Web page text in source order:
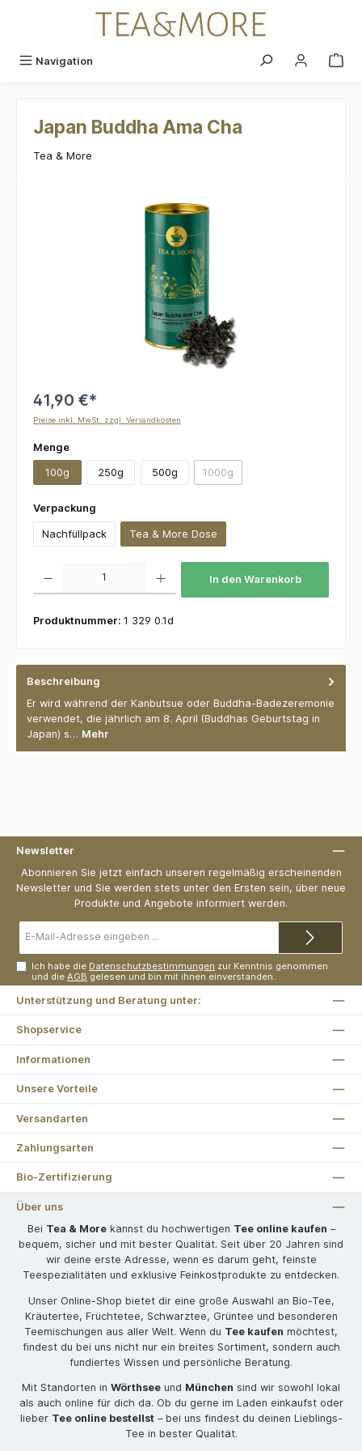
Navigation
Japan Buddha Ama Cha
Tea & More
Bildergalerie überspringen
41,90 €*
Preise inkl. MwSt. zzgl. Versandkosten
Mengeauswählen
100g 250g 500g 1000g(Diese Option ist zurzeit nicht
Verpackung
Nachfüllpack Tea & More Dose
In den Warenkorb
Produktnummer: 1 329 0.1d
Beschreibung
Er wird während der Kanbutsue oder Buddha-Badezeremonie
verwendet, die jährlich am 8. April (Buddhas Geburtstag in
Japan) s… Mehr
Newsletter
Abonnieren Sie jetzt einfach unseren regelmäßig erscheinenden
Newsletter und Sie werden stets unter den Ersten sein, über neue
Produkte und Angebote informiert werden.
Mail-
Ich habe die Datenschutzbestimmungen zur Kenntnis genommen
und dieAGB gelesen und bin mit ihnen einverstanden.
Unterstützung und Beratung unter:
Shopservice
Informationen
Unsere Vorteile
Versandarten
Zahlungsarten
Bio-Zertifizierung
Über uns
Bei Tea & Morekannst du hochwertigen Tee online kaufen –
bequem, sicher und mit bester Qualität. Seit über 20 Jahren sind
wir deine erste Adresse, wenn es darum geht, feinste
Teespezialitäten und exklusive Feinkostprodukte zu entdecken.
Unser Online-Shop bietet dir eine große Auswahl an Bio-Tee,
Kräutertee, Früchtetee, Schwarztee, Grüntee und besonderen
Teemischungen aus aller Welt. Wenn du Tee kaufen möchtest,
findest du bei uns nicht nur ein breites Sortiment, sondern auch
fundiertes Wissen und persönliche Beratung.
Mit Standorten in Wörthsee und München sind wir sowohl lokal
als auch online für dich da. Ob du gerne im Laden einkaufst oder
lieber Tee online bestellst– bei uns findest du deinen Lieblings-
Tee in bester Qualität.